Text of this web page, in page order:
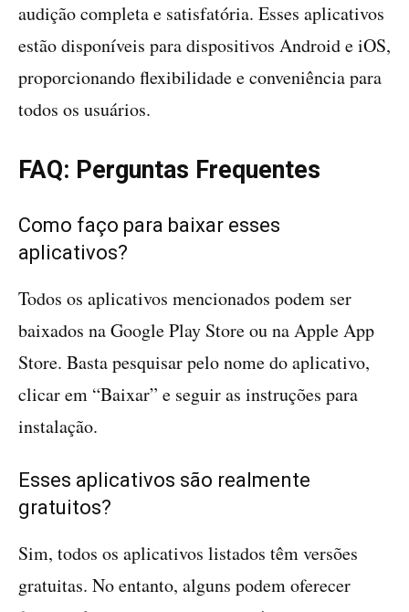
audição completa e satisfatória. Esses aplicativos
estão disponíveis para dispositivos Android e iOS,
proporcionando flexibilidade e conveniência para
todos os usuários.
FAQ: Perguntas Frequentes
Como faço para baixar esses
aplicativos?
Todos os aplicativos mencionados podem ser
baixados na Google Play Store ou na Apple App
Store. Basta pesquisar pelo nome do aplicativo,
clicar em “Baixar” e seguir as instruções para
instalação.
Esses aplicativos são realmente
gratuitos?
Sim, todos os aplicativos listados têm versões
gratuitas. No entanto, alguns podem oferecer